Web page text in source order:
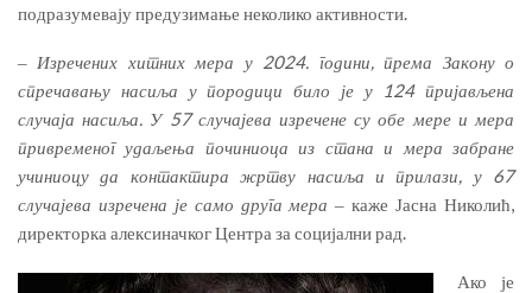
подразумевају предузимање неколико активности.
‒ Изречених хитних мера у 2024. години, према Закону о
спречавању насиља у породици било је у 124 пријављена
случаја насиља. У 57 случајева изречене су обе мере и мера
привременог удаљења починиоца из стана и мера забране
учиниоцу да контактира жртву насиља и прилази, у 67
случајева изречена је само друга мера ‒ каже Јасна Николић,
директорка алексиначког Центра за социјални рад.
Ако је